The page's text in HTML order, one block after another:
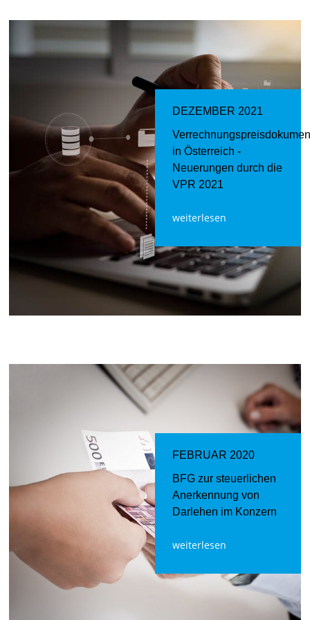
DEZEMBER 2021
in Österreich -
Neuerungen durch die
VPR 2021
weiterlesen
FEBRUAR 2020
BFG zur steuerlichen
Anerkennung von
Darlehen im Konzern
weiterlesen